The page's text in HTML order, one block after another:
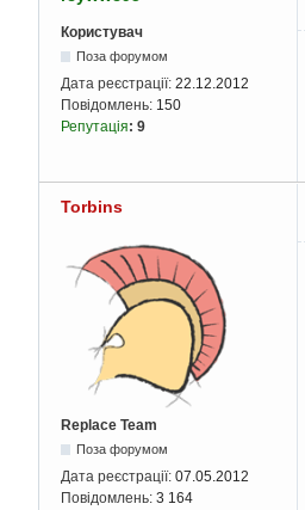
Користувач
Поза форумом
Дата реєстрації: 22.12.2012
Повідомлень: 150
Репутація: 9
Torbins
Replace Team
Поза форумом
Дата реєстрації: 07.05.2012
Повідомлень: 3 164